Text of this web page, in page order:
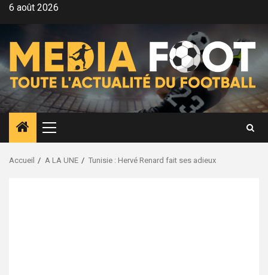
Aller6 août 2026
Menu
principal
Accueil A LA UNE Tunisie : Hervé Renard fait ses adieux